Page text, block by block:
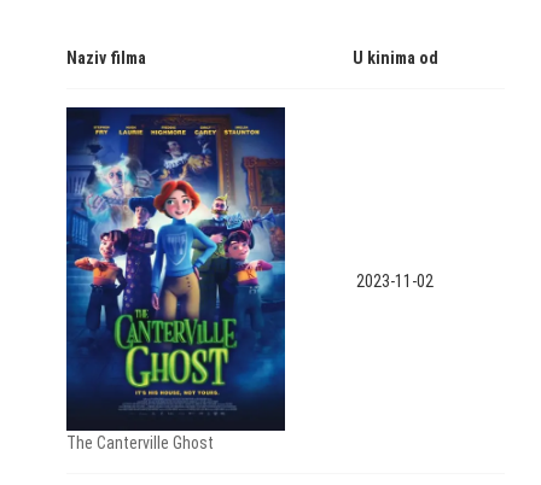
Naziv filma U kinima od
The Canterville Ghost
2023-11-02